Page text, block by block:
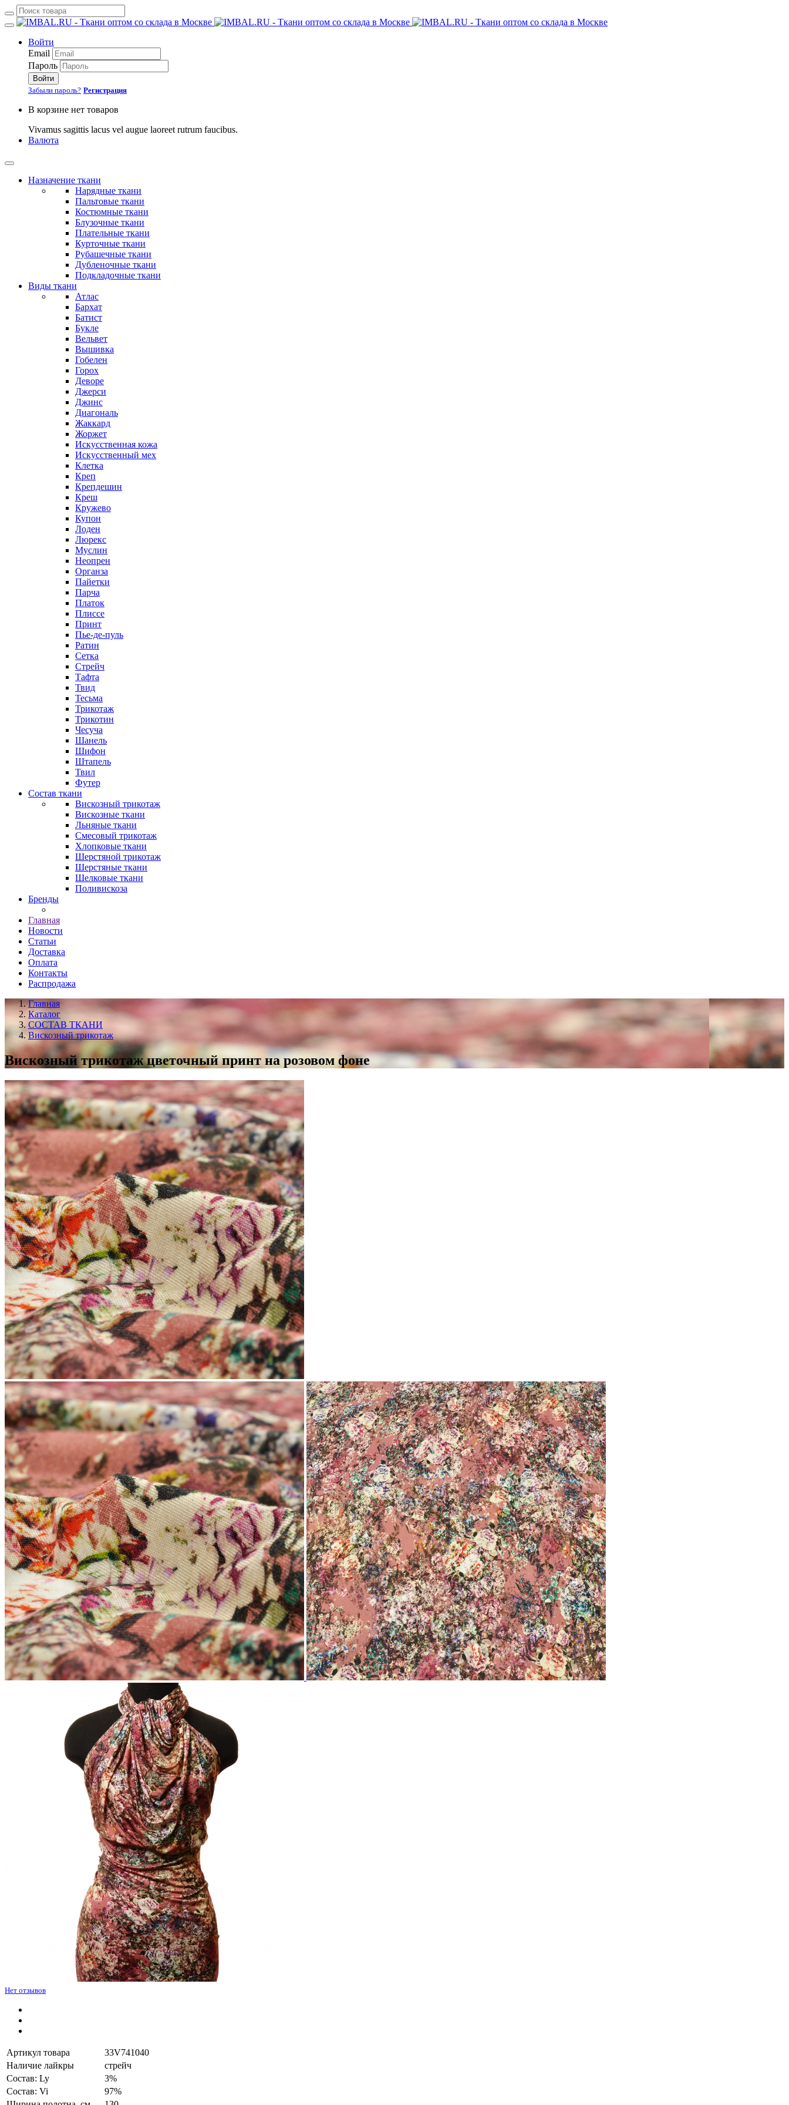
Войти
Email
Пароль
Войти
Забыли пароль? Регистрация
В корзине нет товаров
Vivamus sagittis lacus vel augue laoreet rutrum faucibus.
Валюта
Назначение ткани
Нарядные ткани
Пальтовые ткани
Костюмные ткани
Блузочные ткани
Плательные ткани
Курточные ткани
Рубашечные ткани
Дубленочные ткани
Подкладочные ткани
Виды ткани
Атлас
Бархат
Батист
Букле
Вельвет
Вышивка
Гобелен
Горох
Деворе
Джерси
Джинс
Диагональ
Жаккард
Жоржет
Искусственная кожа
Искусственный мех
Клетка
Креп
Крепдешин
Креш
Кружево
Купон
Лоден
Люрекс
Муслин
Неопрен
Органза
Пайетки
Парча
Платок
Плиссе
Принт
Пье-де-пуль
Ратин
Сетка
Стрейч
Тафта
Твид
Тесьма
Трикотаж
Трикотин
Чесуча
Шанель
Шифон
Штапель
Твил
Футер
Состав ткани
Вискозный трикотаж
Вискозные ткани
Льняные ткани
Смесовый трикотаж
Хлопковые ткани
Шерстяной трикотаж
Шерстяные ткани
Шелковые ткани
Поливискоза
Бренды
Главная
Новости
Статьи
Доставка
Оплата
Контакты
Распродажа
Главная
Каталог
СОСТАВ ТКАНИ
Вискозный трикотаж
Вискозный трикотаж цветочный принт на розовом фоне
Нет отзывов
Артикул товара
33V741040
Наличие лайкры
стрейч
Состав: Ly
3%
Состав: Vi
97%